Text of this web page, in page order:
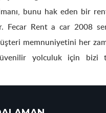
bunu hak eden bir
Fecar Rent a car 2008
memnuniyetini her
yolculuk için bizi